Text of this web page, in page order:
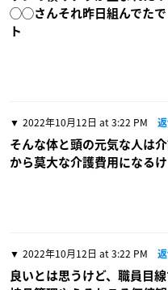
◯◯さんそれ昨日組んでたで
ト
2022年10月12日 at 3:22 PM
そんな体と頭の元気な人は
から莫大な介護費用になる
2022年10月12日 at 3:22 PM
良いとは思うけど、職員目